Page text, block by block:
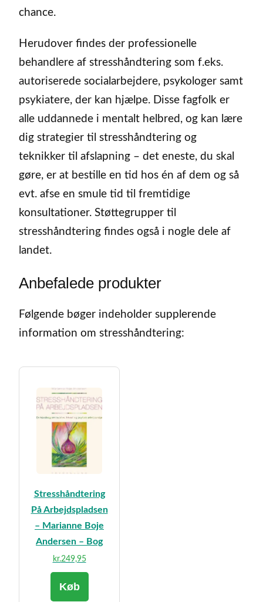
chance.
Herudover findes der professionelle
behandlere af stresshåndtering som f.eks.
autoriserede socialarbejdere, psykologer samt
psykiatere, der kan hjælpe. Disse fagfolk er
alle uddannede i mentalt helbred, og kan lære
dig strategier til stresshåndtering og
teknikker til afslapning – det eneste, du skal
gøre, er at bestille en tid hos én af dem og så
evt. afse en smule tid til fremtidige
konsultationer. Støttegrupper til
stresshåndtering findes også i nogle dele af
landet.
Anbefalede produkter
Følgende bøger indeholder supplerende
information om stresshåndtering:
Stresshåndtering
På Arbejdspladsen
– Marianne Boje
Andersen – Bog
kr.249,95
Køb